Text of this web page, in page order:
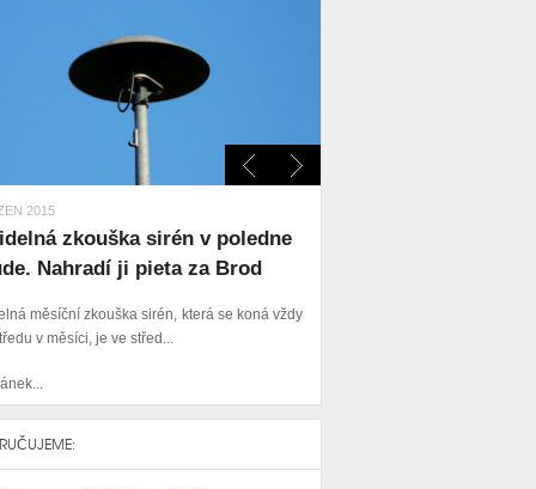
2015
zkouška sirén v poledne
Nahradí ji pieta za Brod
měsíční zkouška sirén, která se koná vždy
v měsíci, je ve střed...